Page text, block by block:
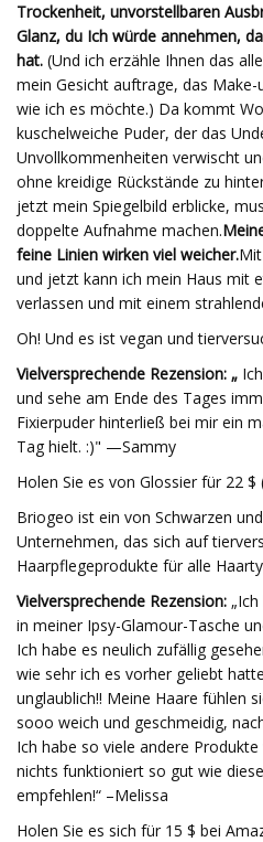
Trockenheit, unvorstellbaren
Glanz, du Ich würde annehmen,
hat. (Und ich erzähle Ihnen das
mein Gesicht auftrage, das
wie ich es möchte.) Da kommt
kuschelweiche Puder, der das
Unvollkommenheiten verwischt
ohne kreidige Rückstände zu
jetzt mein Spiegelbild erblicke,
doppelte Aufnahme machen.
feine Linien wirken viel weicher.
und jetzt kann ich mein Haus mit
verlassen und mit einem
Oh! Und es ist vegan und
Vielversprechende Rezension: „
und sehe am Ende des Tages
Fixierpuder hinterließ bei mir ein
Tag hielt. :)" —Sammy
Holen Sie es von Glossier für 22
Briogeo ist ein von Schwarzen
Unternehmen, das sich auf
Haarpflegeprodukte für alle
Vielversprechende Rezension:
in meiner Ipsy-Glamour-Tasche
Ich habe es neulich zufällig
wie sehr ich es vorher geliebt
unglaublich!! Meine Haare fühlen
sooo weich und geschmeidig,
Ich habe so viele andere
nichts funktioniert so gut wie
empfehlen!“ –Melissa
Holen Sie es sich für 15 $ bei